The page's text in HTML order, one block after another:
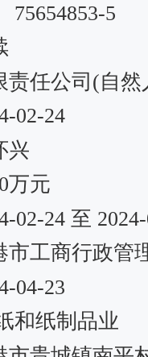
75654853-5
责任公司(自
02-24
兴
万元
02-24 至
市工商行政管
04-23
和纸制品业